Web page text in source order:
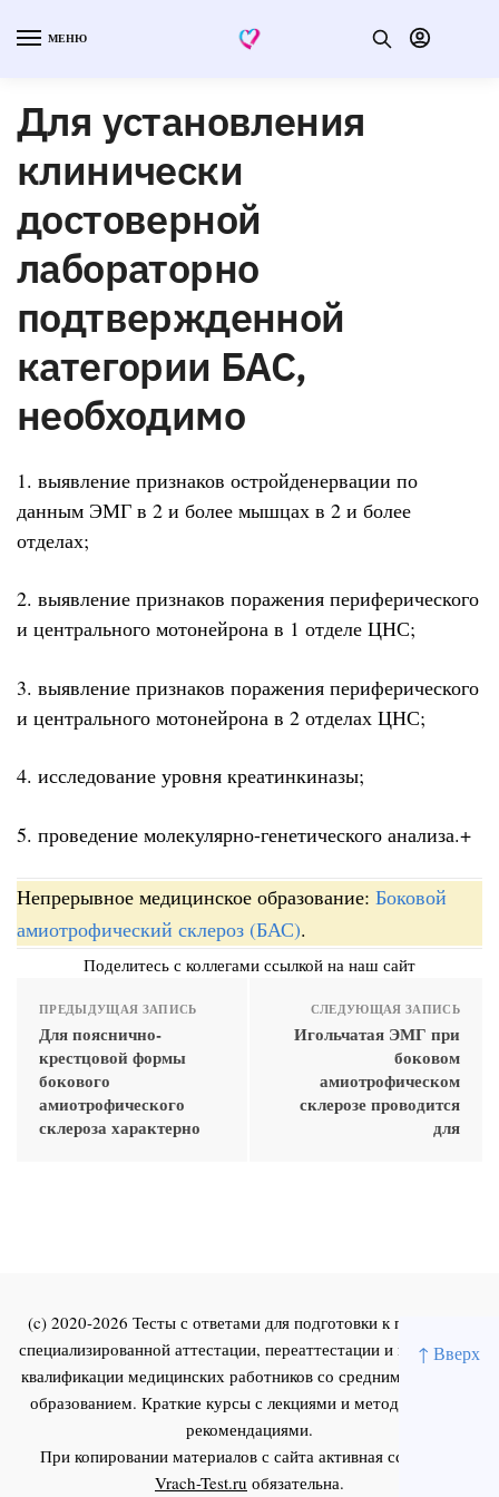
↑ Вверх
МЕНЮ
Для установления
клинически
достоверной
лабораторно
подтвержденной
категории БАС,
необходимо
1. выявление признаков остройденервации по
данным ЭМГ в 2 и более мышцах в 2 и более
отделах;
2. выявление признаков поражения периферического
и центрального мотонейрона в 1 отделе ЦНС;
3. выявление признаков поражения периферического
и центрального мотонейрона в 2 отделах ЦНС;
4. исследование уровня креатинкиназы;
5. проведение молекулярно-генетического анализа.+
Непрерывное медицинское образование: Боковой
амиотрофический склероз (БАС).
Поделитесь с коллегами ссылкой на наш сайт
ПРЕДЫДУЩАЯ ЗАПИСЬ
Для пояснично-
крестцовой формы
бокового
амиотрофического
склероза характерно
СЛЕДУЮЩАЯ ЗАПИСЬ
Игольчатая ЭМГ при
боковом
амиотрофическом
склерозе проводится
для
(c) 2020-2026 Тесты с ответами для подготовки к первичной
специализированной аттестации, переаттестации и повышения
квалификации медицинских работников со средним и высшим
образованием. Краткие курсы с лекциями и методическими
рекомендациями.
При копировании материалов с сайта активная ссылка на
Vrach-Test.ru обязательна.